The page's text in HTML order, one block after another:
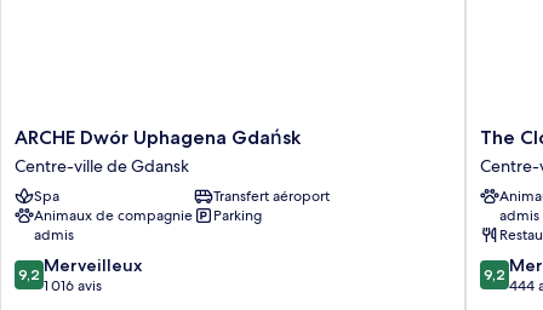
ARCHE
Dwór
Uphagena
Gdańsk
Centre-
ville
de
Gdansk
ARCHE Dwór Uphagena Gdańsk
Centre-ville de Gdansk
Spa
Transfert aéroport
Animaux de compagnie
admis
Parking
9.2
sur
9,2 Merveilleux
1 016 avis
The
Cloud
One
Gdansk
Centre-
ville
de
Gdansk
The
Centre-
admis
9.2
sur
9,2
444